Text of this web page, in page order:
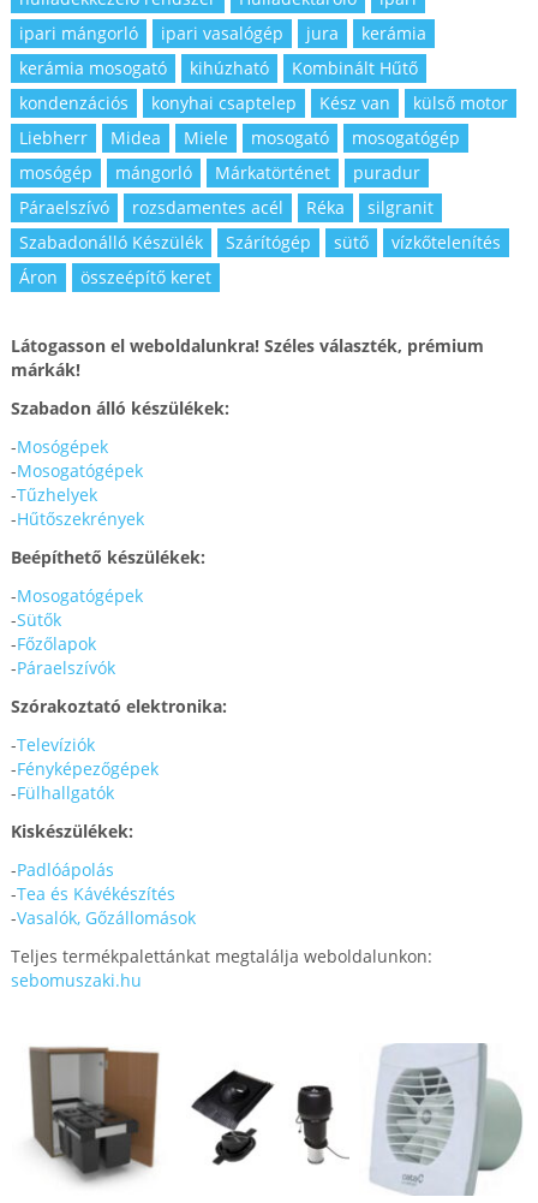
ipari mángorló
ipari vasalógép jura
kerámia
kerámia mosogató
kihúzható
Kombinált Hűtő
kondenzációs
konyhai csaptelep Kész van
külső motor
Liebherr
Midea Miele mosogató
mosogatógép
mosógép
mángorló Márkatörténet
puradur
Páraelszívó
rozsdamentes acél Réka
silgranit
Szabadonálló Készülék
Szárítógép sütő
vízkőtelenítés
Áron
összeépítő keret
Látogasson el weboldalunkra! Széles választék, prémium
márkák!
Szabadon álló készülékek:
-Mosógépek
-Mosogatógépek
-Tűzhelyek
-Hűtőszekrények
Beépíthető készülékek:
-Mosogatógépek
-Sütők
-Főzőlapok
-Páraelszívók
Szórakoztató elektronika:
-Televíziók
-Fényképezőgépek
-Fülhallgatók
Kiskészülékek:
-Padlóápolás
-Tea és Kávékészítés
-Vasalók, Gőzállomások
Teljes termékpalettánkat megtalálja weboldalunkon:
sebomuszaki.hu